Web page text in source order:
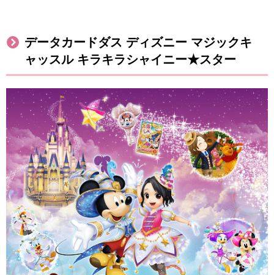
データカードダス ディズニー マジックキ
ャッスル キラキラシャイニー★スター